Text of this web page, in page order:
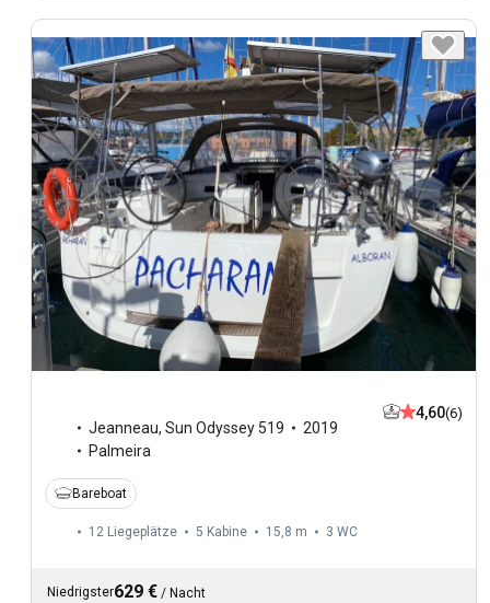
Jeanneau, Sun Odyssey 519
2019
Palmeira
4,60(6)
Bareboat
12 Liegeplätze 5 Kabine 15,8 m 3 WC
Niedrigster629 € / Nacht